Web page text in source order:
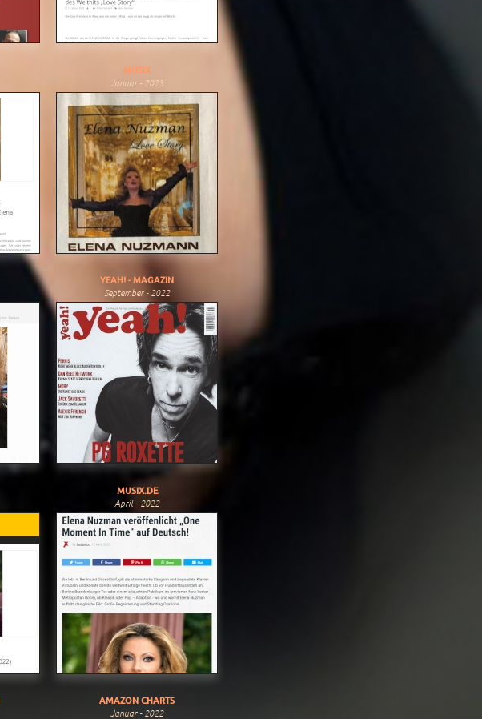
MUSIX
Januar - 2023
YEAH! - MAGAZIN
September - 2022
MUSIX.DE
April - 2022
AMAZON CHARTS
Januar - 2022